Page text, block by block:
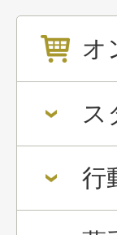
オ
ス
行